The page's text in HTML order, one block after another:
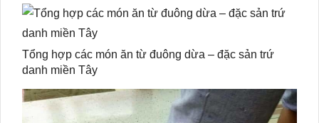
Tổng hợp các món ăn từ đuông dừa – đặc sản trứ
danh miền Tây